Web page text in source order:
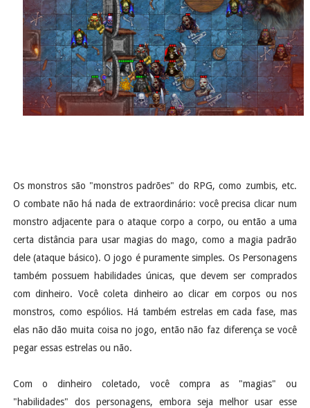
Os monstros são "monstros padrões" do RPG, como zumbis, etc.
O combate não há nada de extraordinário: você precisa clicar num
monstro adjacente para o ataque corpo a corpo, ou então a uma
certa distância para usar magias do mago, como a magia padrão
dele (ataque básico). O jogo é puramente simples. Os Personagens
também possuem habilidades únicas, que devem ser comprados
com dinheiro. Você coleta dinheiro ao clicar em corpos ou nos
monstros, como espólios. Há também estrelas em cada fase, mas
elas não dão muita coisa no jogo, então não faz diferença se você
pegar essas estrelas ou não.
Com o dinheiro coletado, você compra as "magias" ou
"habilidades" dos personagens, embora seja melhor usar esse